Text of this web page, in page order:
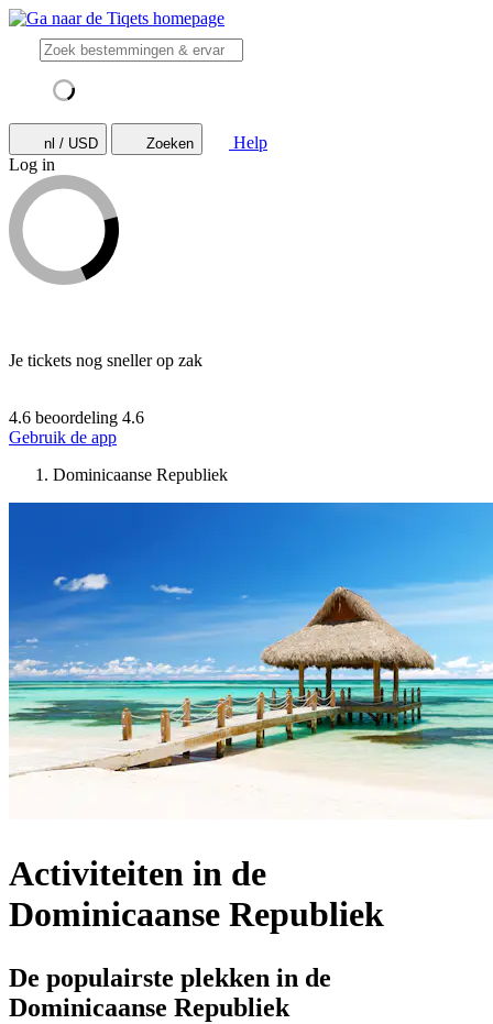
nl / USD Zoeken
Help
Log in
Je tickets nog sneller op zak
4.6 beoordeling 4.6
Gebruik de app
Dominicaanse Republiek
Activiteiten in de
Dominicaanse Republiek
De populairste plekken in de
Dominicaanse Republiek